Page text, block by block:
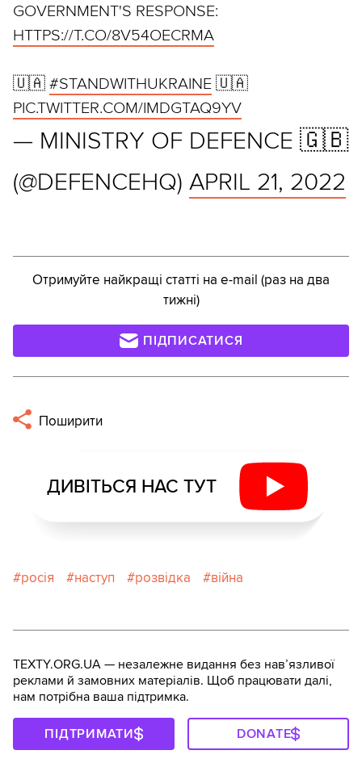
GOVERNMENT'S RESPONSE:
HTTPS://T.CO/8V54OECRMA
🇺🇦 #STANDWITHUKRAINE 🇺🇦
PIC.TWITTER.COM/IMDGTAQ9YV
— MINISTRY OF DEFENCE 🇬🇧
(@DEFENCEHQ) APRIL 21, 2022
Отримуйте найкращі статті на e-mail (раз на два
тижні)
ПІДПИСАТИСЯ
Поширити
ДИВІТЬСЯ НАС ТУТ
росія наступ розвідка війна
TEXTY.ORG.UA — незалежне видання без навʼязливої
реклами й замовних матеріалів. Щоб працювати далі,
нам потрібна ваша підтримка.
ПІДТРИМАТИ DONATE